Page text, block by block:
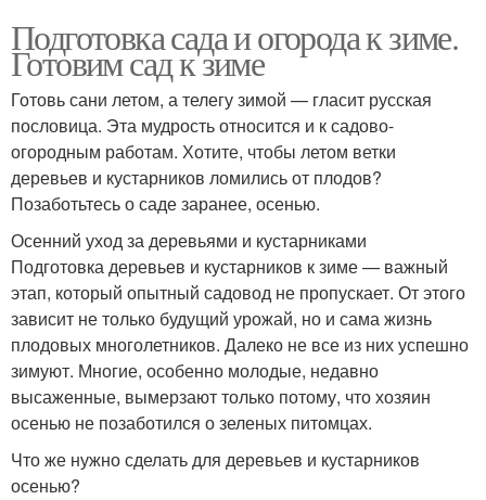
Подготовка сада и огорода к зиме.
Готовим сад к зиме
Готовь сани летом, а телегу зимой — гласит русская
пословица. Эта мудрость относится и к садово-
огородным работам. Хотите, чтобы летом ветки
деревьев и кустарников ломились от плодов?
Позаботьтесь о саде заранее, осенью.
Осенний уход за деревьями и кустарниками
Подготовка деревьев и кустарников к зиме — важный
этап, который опытный садовод не пропускает. От этого
зависит не только будущий урожай, но и сама жизнь
плодовых многолетников. Далеко не все из них успешно
зимуют. Многие, особенно молодые, недавно
высаженные, вымерзают только потому, что хозяин
осенью не позаботился о зеленых питомцах.
Что же нужно сделать для деревьев и кустарников
осенью?